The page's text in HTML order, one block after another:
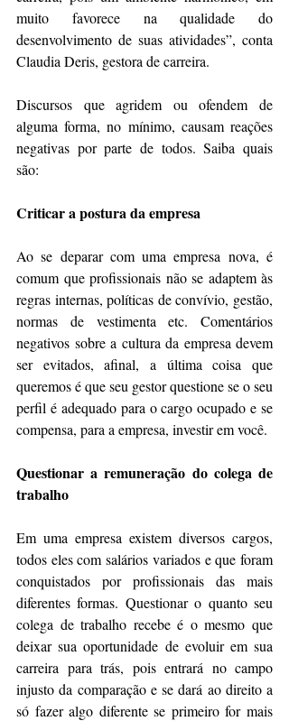
muito favorece na qualidade do
desenvolvimento de suas atividades”, conta
Claudia Deris, gestora de carreira.
Discursos que agridem ou ofendem de
alguma forma, no mínimo, causam reações
negativas por parte de todos. Saiba quais
são:
Criticar a postura da empresa
Ao se deparar com uma empresa nova, é
comum que profissionais não se adaptem às
regras internas, políticas de convívio, gestão,
normas de vestimenta etc. Comentários
negativos sobre a cultura da empresa devem
ser evitados, afinal, a última coisa que
queremos é que seu gestor questione se o seu
perfil é adequado para o cargo ocupado e se
compensa, para a empresa, investir em você.
Questionar a remuneração do colega de
trabalho
Em uma empresa existem diversos cargos,
todos eles com salários variados e que foram
conquistados por profissionais das mais
diferentes formas. Questionar o quanto seu
colega de trabalho recebe é o mesmo que
deixar sua oportunidade de evoluir em sua
carreira para trás, pois entrará no campo
injusto da comparação e se dará ao direito a
só fazer algo diferente se primeiro for mais